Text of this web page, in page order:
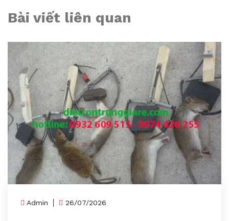
Bài viết liên quan
Admin 26/07/2026